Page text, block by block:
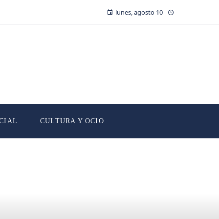
lunes, agosto 10
CULTURA Y OCIO